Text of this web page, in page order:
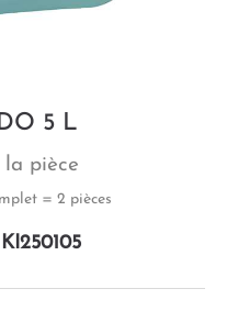
5 L
pièce
= 2 pièces
KI250105